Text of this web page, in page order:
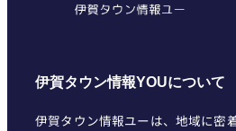
伊賀タウン情報YOUについて
伊賀タウン情報ユーは、地域に密